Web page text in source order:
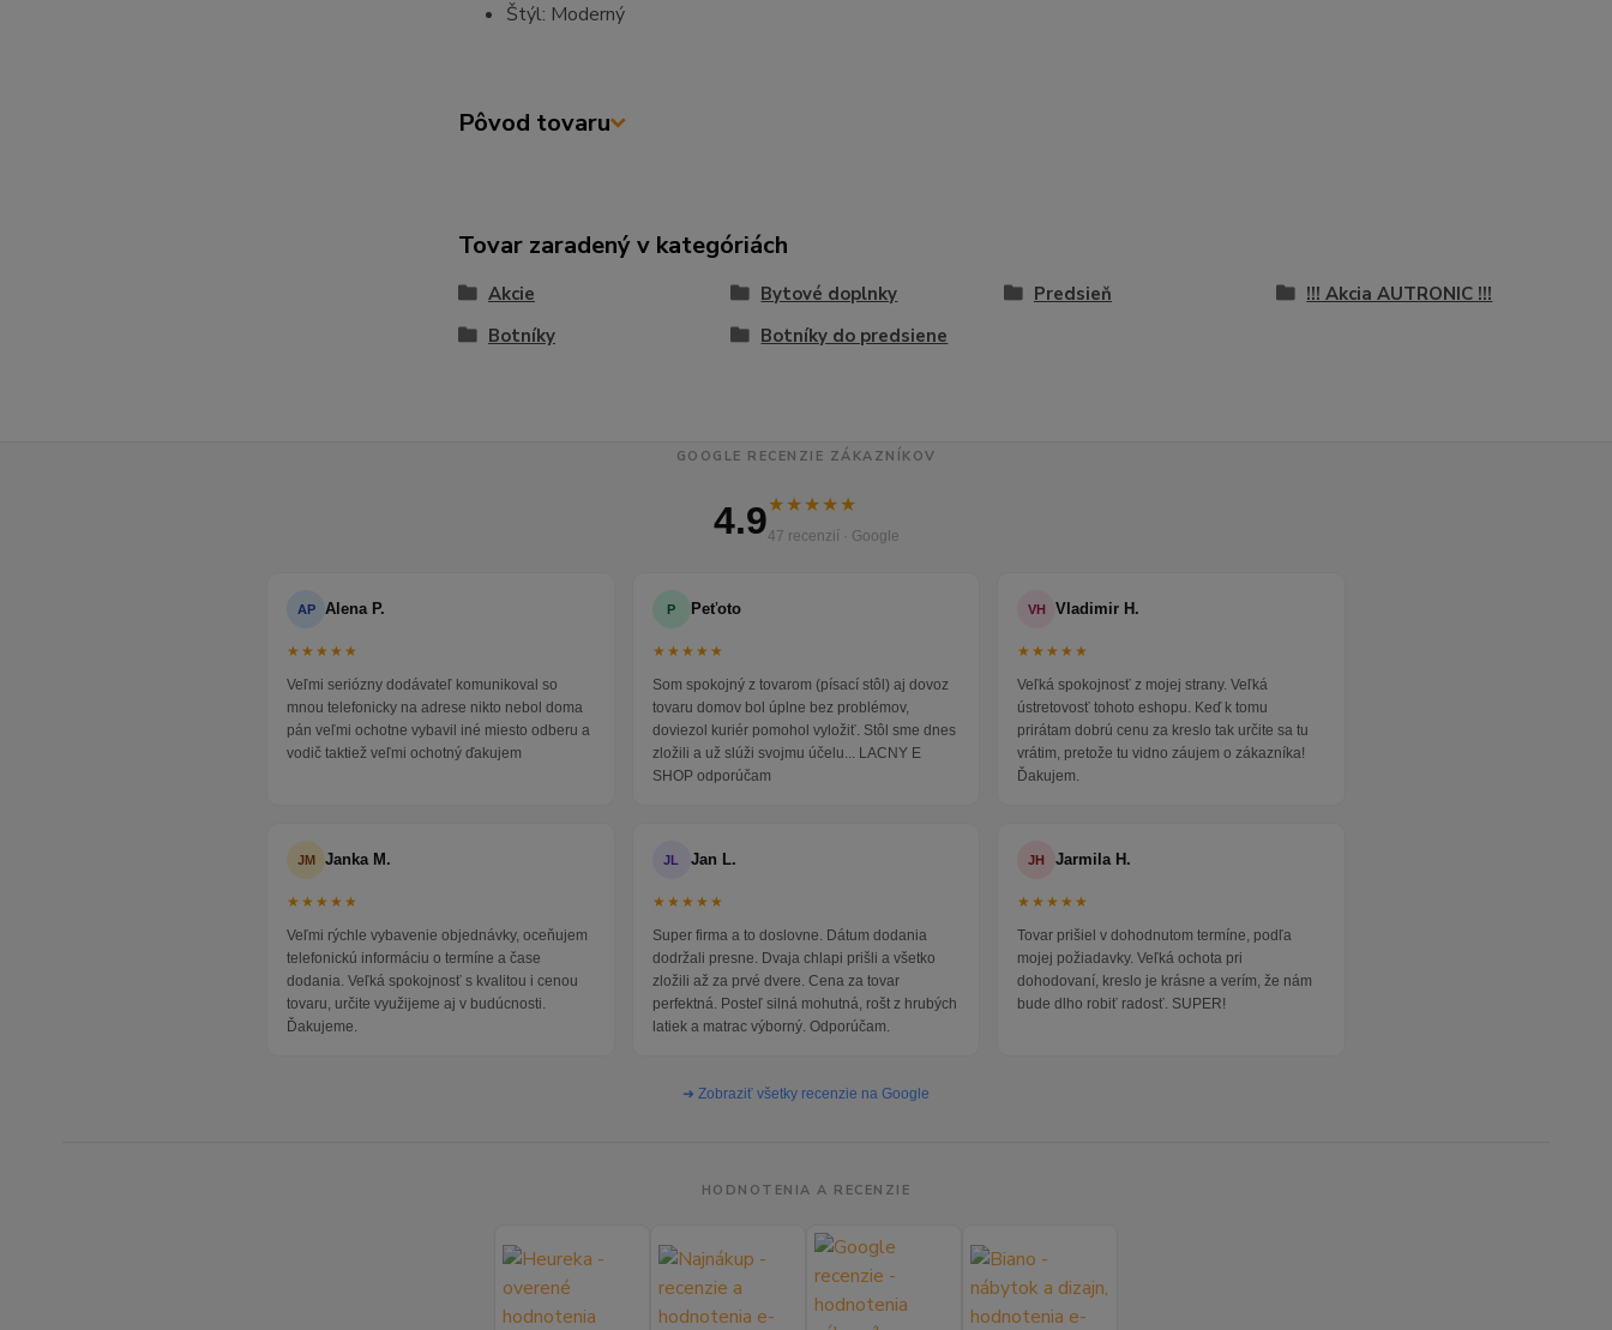
Štýl: Moderný
Pôvod tovaru
Tovar zaradený v kategóriách
Akcie Bytové doplnky Predsieň
!!! Akcia AUTRONIC !!!
Botníky
Botníky do predsiene
GOOGLE RECENZIE ZÁKAZNÍKOV
4.9★★★★★
47 recenzií · Google
AP Alena P.
★★★★★
Veľmi seriózny dodávateľ komunikoval so
mnou telefonicky na adrese nikto nebol doma
pán veľmi ochotne vybavil iné miesto odberu a
vodič taktiež veľmi ochotný ďakujem
P Peťoto
★★★★★
Som spokojný z tovarom (písací stôl) aj dovoz
tovaru domov bol úplne bez problémov,
doviezol kuriér pomohol vyložiť. Stôl sme dnes
zložili a už slúži svojmu účelu... LACNY E
SHOP odporúčam
VH Vladimir H.
★★★★★
Veľká spokojnosť z mojej strany. Veľká
ústretovosť tohoto eshopu. Keď k tomu
prirátam dobrú cenu za kreslo tak určite sa tu
vrátim, pretože tu vidno záujem o zákazníka!
Ďakujem.
JM Janka M.
★★★★★
Veľmi rýchle vybavenie objednávky, oceňujem
telefonickú informáciu o termíne a čase
dodania. Veľká spokojnosť s kvalitou i cenou
tovaru, určite využijeme aj v budúcnosti.
Ďakujeme.
JL Jan L.
★★★★★
Super firma a to doslovne. Dátum dodania
dodržali presne. Dvaja chlapi prišli a všetko
zložili až za prvé dvere. Cena za tovar
perfektná. Posteľ silná mohutná, rošt z hrubých
latiek a matrac výborný. Odporúčam.
JH Jarmila H.
★★★★★
Tovar prišiel v dohodnutom termíne, podľa
mojej požiadavky. Veľká ochota pri
dohodovaní, kreslo je krásne a verím, že nám
bude dlho robiť radosť. SUPER!
➜ Zobraziť všetky recenzie na Google
HODNOTENIA A RECENZIE